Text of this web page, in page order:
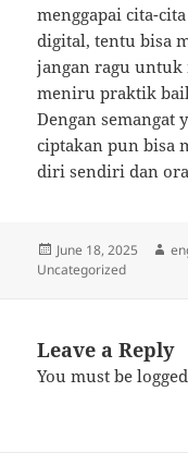
menggapai cita-
digital, tentu bisa
jangan ragu
meniru praktik
Dengan semangat
ciptakan pun bisa
diri sendiri dan
Posted
on
June 18, 2025
Uncategorized
Leave a Reply
You must be